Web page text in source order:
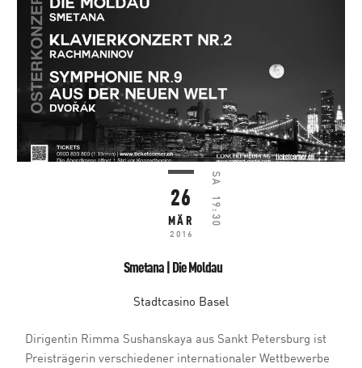
26
MÄR
2016
SA
19:30
Smetana | Die Moldau
Stadtcasino Basel
Dirigentin Rimma Sushanskaya aus Sankt Petersburg ist
Preisträgerin verschiedener internationaler Wettbewerbe